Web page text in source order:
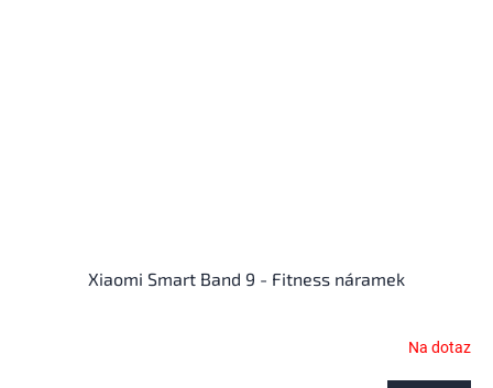
Xiaomi Smart Band 9 - Fitness náramek
Na dotaz